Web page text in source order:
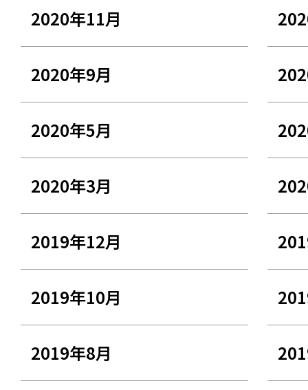
2020年11月
2020年9月
2020年5月
2020年3月
2019年12月
2019年10月
2019年8月